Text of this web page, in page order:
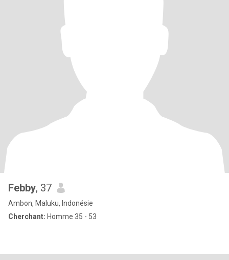
Febby, 37
Ambon, Maluku, Indonésie
Cherchant: Homme 35 - 53